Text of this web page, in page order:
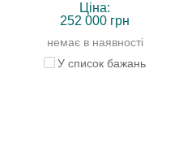
Ціна:
252 000 грн
немає в наявності
У список бажань